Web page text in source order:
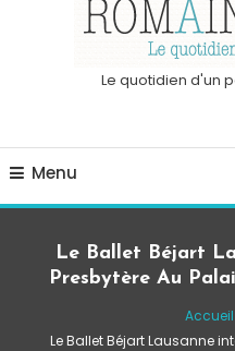
Le quotidien d'un
Menu
Le Ballet Béjart
Presbytère Au
Accueil
Le Ballet Béjart Lausanne